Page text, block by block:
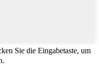
Sie die Eingabetaste, um